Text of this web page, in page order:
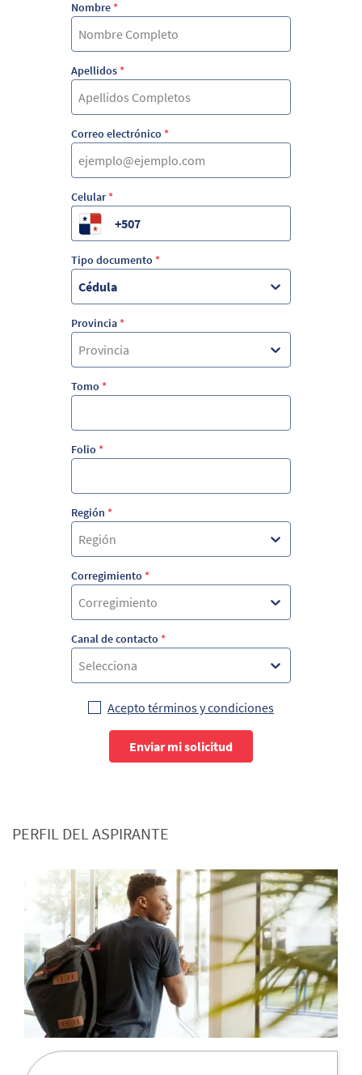
Nombre*
Apellidos*
Correo electrónico *
Celular*
Tipo documento *
Cédula
Provincia*
Provincia
Tomo *
Folio *
Región *
Región
Corregimiento *
Corregimiento
Canal de contacto *
Selecciona
Acepto términos y condiciones
Enviar mi solicitud
PERFIL DEL ASPIRANTE